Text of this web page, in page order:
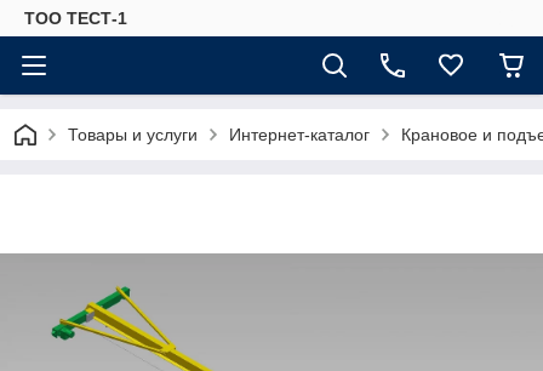
ТОО ТЕСТ-1
Товары и услуги Интернет-каталог Крановое и